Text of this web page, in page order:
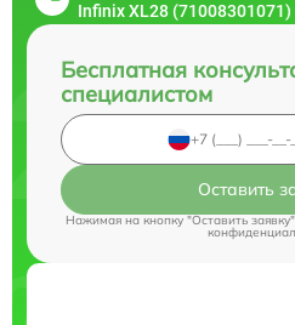
Infinix XL28 (71008301071)
Бесплатная
специалистом
Оставить
Нажимая на кнопку "Оставить